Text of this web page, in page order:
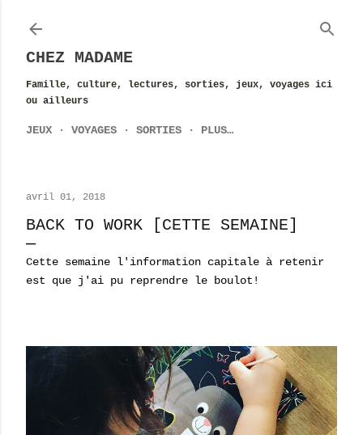
CHEZ MADAME
Famille, culture, lectures, sorties, jeux, voyages ici
ou ailleurs
JEUX VOYAGES SORTIES PLUS…
avril 01, 2018
BACK TO WORK [CETTE SEMAINE]
Cette semaine l'information capitale à retenir
est que j'ai pu reprendre le boulot!